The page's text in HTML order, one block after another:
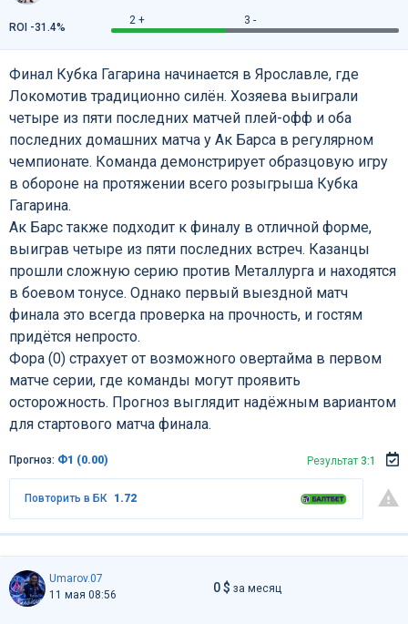
2 + 3 -
ROI -31.4%
Финал Кубка Гагарина начинается в Ярославле, где
Локомотив традиционно силён. Хозяева выиграли
четыре из пяти последних матчей плей-офф и оба
последних домашних матча у Ак Барса в регулярном
чемпионате. Команда демонстрирует образцовую игру
в обороне на протяжении всего розыгрыша Кубка
Гагарина.
Ак Барс также подходит к финалу в отличной форме,
выиграв четыре из пяти последних встреч. Казанцы
прошли сложную серию против Металлурга и находятся
в боевом тонусе. Однако первый выездной матч
финала это всегда проверка на прочность, и гостям
придётся непросто.
Фора (0) страхует от возможного овертайма в первом
матче серии, где команды могут проявить
осторожность. Прогноз выглядит надёжным вариантом
для стартового матча финала.
Прогноз: Ф1 (0.00) Результат 3:1
Повторить в БК 1.72
Umarov.07
11 мая 08:56
0 $ за месяц